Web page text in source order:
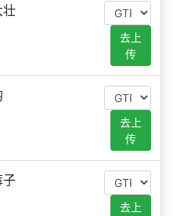
壮
去上
传
去上
传
子
去上